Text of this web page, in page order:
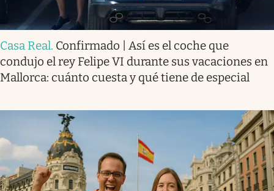
Casa Real. Confirmado | Así es el coche que
condujo el rey Felipe VI durante sus vacaciones en
Mallorca: cuánto cuesta y qué tiene de especial